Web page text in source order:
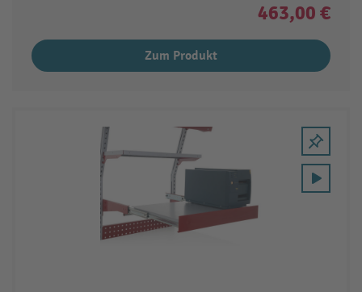
463,00 €
Zum Produkt